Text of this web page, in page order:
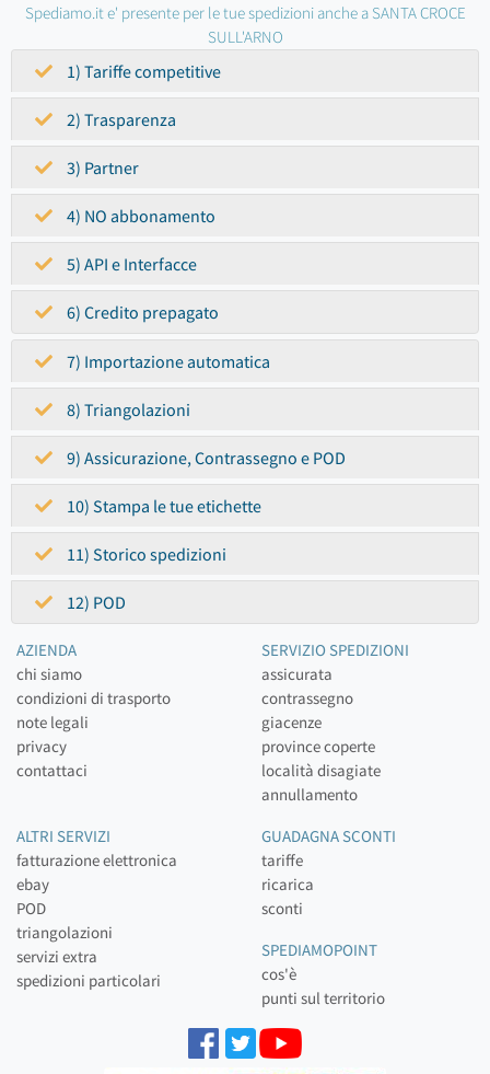
Spediamo.it e' presente per le tue spedizioni anche a SANTA CROCE
SULL'ARNO
1) Tariffe competitive
2) Trasparenza
3) Partner
4) NO abbonamento
5) API e Interfacce
6) Credito prepagato
7) Importazione automatica
8) Triangolazioni
9) Assicurazione, Contrassegno e POD
10) Stampa le tue etichette
11) Storico spedizioni
12) POD
AZIENDA
chi siamo
condizioni di trasporto
note legali
privacy
contattaci
SERVIZIO SPEDIZIONI
assicurata
contrassegno
giacenze
province coperte
località disagiate
annullamento
ALTRI SERVIZI
fatturazione elettronica
ebay
POD
triangolazioni
servizi extra
spedizioni particolari
GUADAGNA SCONTI
tariffe
ricarica
sconti
SPEDIAMOPOINT
cos'è
punti sul territorio